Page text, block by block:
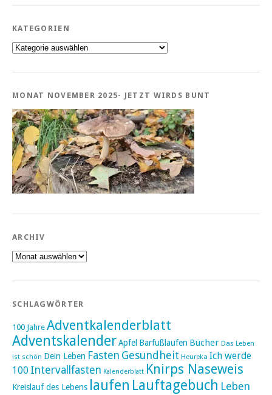
KATEGORIEN
Kategorien
MONAT NOVEMBER 2025- JETZT WIRDS BUNT
ARCHIV
Archiv
SCHLAGWÖRTER
100 Jahre Adventkalenderblatt
AdventskalenderApfel Barfußlaufen Bücher Das Leben
ist schön Dein Leben Fasten Gesundheit Heureka Ich werde
100 Intervallfasten Kalenderblatt Knirps Naseweis
Kreislauf des Lebens laufen Lauftagebuch Leben